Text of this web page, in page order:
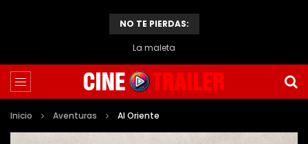
NO TE PIERDAS:
La maleta
Inicio Aventuras Al Oriente